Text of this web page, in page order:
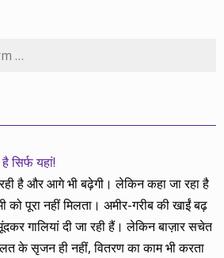
सिर्फ यहां!
है और आगे भी बढ़ेगी। लेकिन कहा जा रहा है
पूरा नहीं मिलता। अमीर-गरीब की खाईं बढ़
गालियां दी जा रही हैं। लेकिन बाज़ार सचेत
के सृजन ही नहीं, वितरण का काम भी करता